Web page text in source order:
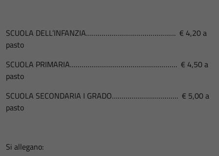
SCUOLA DELL’INFANZIA………………………………………. € 4,20 a
pasto
SCUOLA PRIMARIA………………………………………………. € 4,50 a
pasto
SCUOLA SECONDARIA I GRADO……………………………. € 5,00 a
pasto
Si allegano: